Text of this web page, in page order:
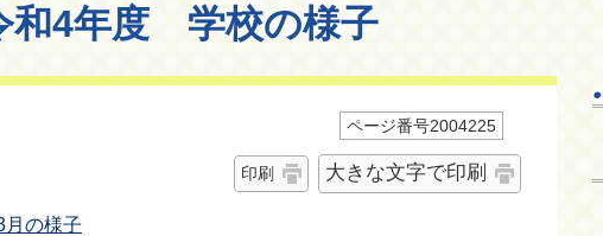
4年度 学校の様子
ページ番号2004225
印刷 大きな文字で印刷
の様子